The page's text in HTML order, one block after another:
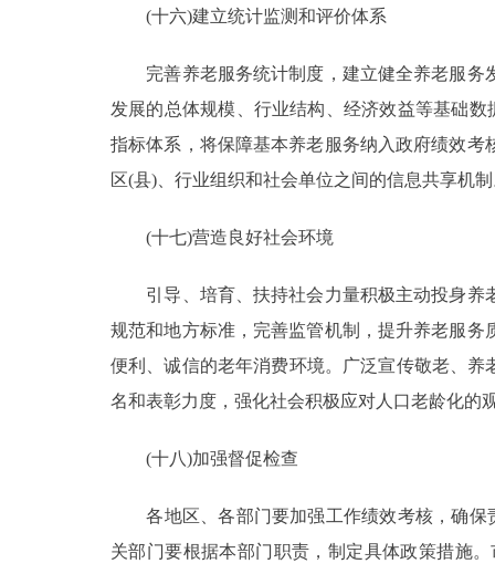
(十六)建立统计监测和评价体系
完善养老服务统计制度，建立健全养老服务
发展的总体规模、行业结构、经济效益等基础
指标体系，将保障基本养老服务纳入政府绩效
区(县)、行业组织和社会单位之间的信息共享机
(十七)营造良好社会环境
引导、培育、扶持社会力量积极主动投身养
规范和地方标准，完善监管机制，提升养老服
便利、诚信的老年消费环境。广泛宣传敬老、
名和表彰力度，强化社会积极应对人口老龄化的
(十八)加强督促检查
各地区、各部门要加强工作绩效考核，确保
关部门要根据本部门职责，制定具体政策措施